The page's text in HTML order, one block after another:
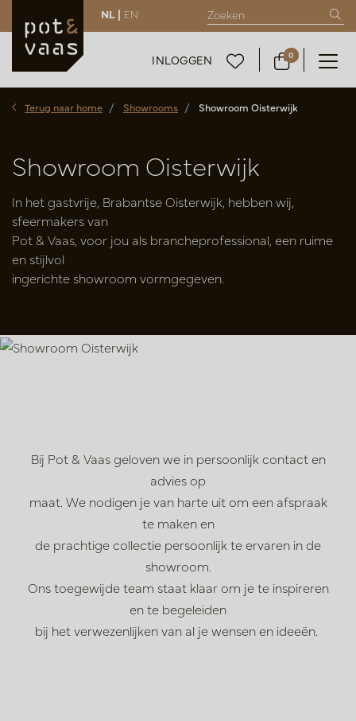
NL | EN
INLOGGEN 0
Terug naar home Showrooms Showroom Oisterwijk
Showroom Oisterwijk
In het gastvrije, Brabantse Oisterwijk, hebben wij,
sfeermakers van
Pot & Vaas, voor jou als brancheprofessional, een ruime
en stijlvol
ingerichte showroom vormgegeven.
Bij Pot & Vaas geloven we in persoonlijk contact en
advies op
maat. We nodigen je van harte uit om een afspraak
te maken en
de prachtige collectie persoonlijk te ervaren in de
showroom.
Ons toegewijde team staat klaar om je te inspireren
en te begeleiden
bij het verwezenlijken van al je wensen en ideeën.